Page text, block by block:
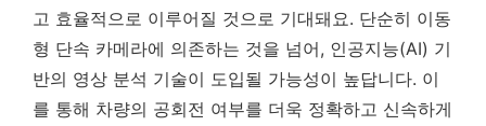
고 효율적으로 이루어질 것으로 기대돼요. 단순히 이동
형 단속 카메라에 의존하는 것을 넘어, 인공지능(AI) 기
반의 영상 분석 기술이 도입될 가능성이 높답니다. 이
를 통해 차량의 공회전 여부를 더욱 정확하고 신속하게